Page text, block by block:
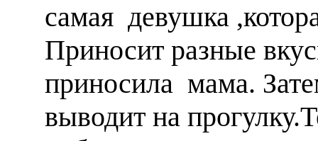
самая девушка
Приносит разные
приносила мама.
выводит на